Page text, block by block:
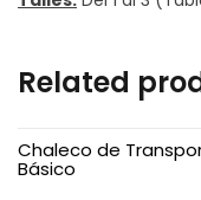
Related
Chaleco de
Básico